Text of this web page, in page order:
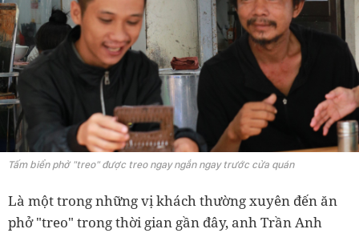
Tấm biển phở "treo" được treo ngay ngắn ngay trước cửa quán
Là một trong những vị khách thường xuyên đến ăn
phở "treo" trong thời gian gần đây, anh Trần Anh